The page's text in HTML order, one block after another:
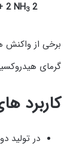
2 NH
2 NH3
برخی از واکنش
گرمای
کاربرد
در تولید